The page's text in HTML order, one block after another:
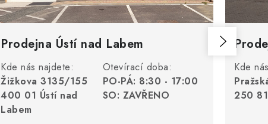
Prodejna Ústí nad Labem
Kde nás najdete:
Žižkova 3135/155
400 01 Ústí nad
Labem
Otevírací doba:
PO-PÁ: 8:30 - 17:00
SO: ZAVŘENO
Kde
250